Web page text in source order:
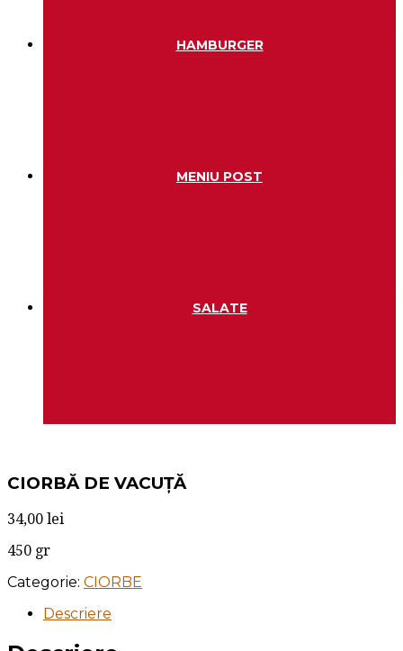
HAMBURGER
MENIU POST
SALATE
CIORBĂ DE VACUȚĂ
34,00 lei
450 gr
Categorie: CIORBE
Descriere